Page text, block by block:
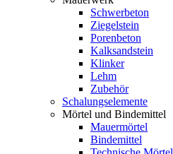
Schwerbeton
Ziegelstein
Porenbeton
Kalksandstein
Klinker
Lehm
Zubehör
Schalungselemente
Mörtel und Bindemittel
Mauermörtel
Bindemittel